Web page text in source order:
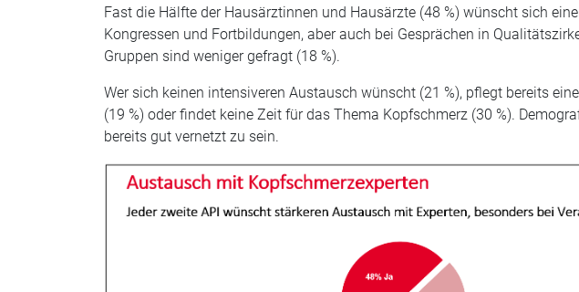
Fast die Hälfte der Hausärztinnen und Hausärzte (48 %) wünscht sich
Kongressen und Fortbildungen, aber auch bei Gesprächen in
Gruppen sind weniger gefragt (18 %).
Wer sich keinen intensiveren Austausch wünscht (21 %), pflegt bereits
(19 %) oder findet keine Zeit für das Thema Kopfschmerz (30 %).
bereits gut vernetzt zu sein.